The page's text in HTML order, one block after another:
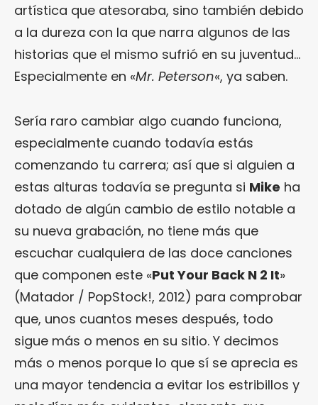
artística que atesoraba, sino también debido
a la dureza con la que narra algunos de las
historias que el mismo sufrió en su juventud…
Especialmente en «Mr. Peterson«, ya saben.
Sería raro cambiar algo cuando funciona,
especialmente cuando todavía estás
comenzando tu carrera; así que si alguien a
estas alturas todavía se pregunta si Mike ha
dotado de algún cambio de estilo notable a
su nueva grabación, no tiene más que
escuchar cualquiera de las doce canciones
que componen este «Put Your Back N 2 It»
(Matador / PopStock!, 2012) para comprobar
que, unos cuantos meses después, todo
sigue más o menos en su sitio. Y decimos
más o menos porque lo que sí se aprecia es
una mayor tendencia a evitar los estribillos y